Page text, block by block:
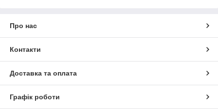
Про нас
Контакти
Доставка та оплата
Графік роботи